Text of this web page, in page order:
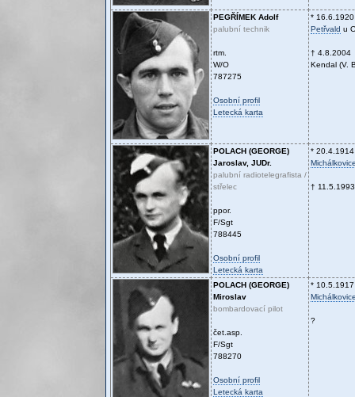
PEGŘÍMEK Adolf
palubní technik
rtm.
W/O
787275
Osobní profil
Letecká karta
* 16.6.1920
Petřvald u
† 4.8.2004
Kendal (V.
POLACH (GEORGE)
Jaroslav, JUDr.
palubní radiotelegrafista /
střelec
ppor.
F/Sgt
788445
Osobní profil
Letecká karta
* 20.4.1914
† 11.5.1993
POLACH (GEORGE)
Miroslav
bombardovací pilot
čet.asp.
F/Sgt
788270
Osobní profil
Letecká karta
* 10.5.1917
?